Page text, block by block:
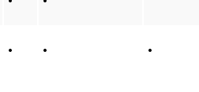
Einstellungen je nach